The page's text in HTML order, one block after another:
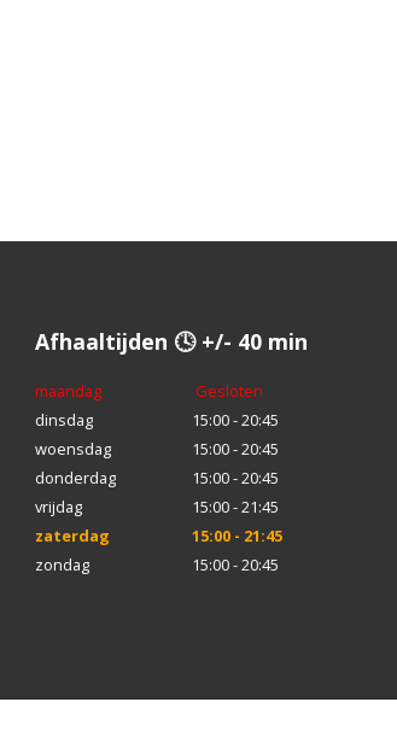
Afhaaltijden 🕓 +/- 40 min
maandag
Gesloten
dinsdag
15:00 - 20:45
woensdag
15:00 - 20:45
donderdag
15:00 - 20:45
vrijdag
15:00 - 21:45
zaterdag
15:00 - 21:45
zondag
15:00 - 20:45